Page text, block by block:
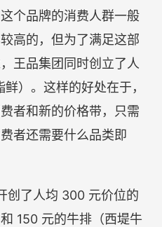
个品牌的消费人群一般
高的，但为了满足这部
王品集团同时创立了人
）。这样的好处在于，
者和新的价格带，只需
者还需要什么品类即
创了人均 300 元价位的
150 元的牛排（西堤牛